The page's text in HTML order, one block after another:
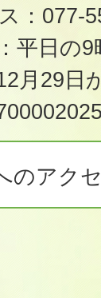
：077-
平日の
月29
のアク